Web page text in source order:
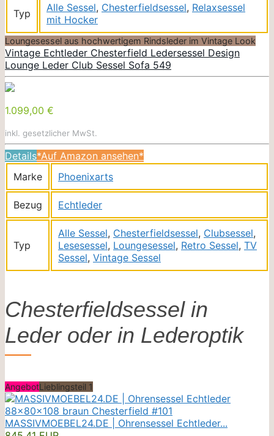
Typ Alle Sessel, Chesterfieldsessel, Relaxsessel
mit Hocker
Loungesessel aus hochwertigem Rindsleder im Vintage Look
Vintage Echtleder Chesterfield Ledersessel Design
Lounge Leder Club Sessel Sofa 549
1.099,00 €
inkl. gesetzlicher MwSt.
Details*Auf Amazon ansehen*
Marke
Phoenixarts
Bezug Echtleder
Typ
Alle Sessel, Chesterfieldsessel, Clubsessel,
Lesesessel, Loungesessel, Retro Sessel, TV
Sessel, Vintage Sessel
Chesterfieldsessel in
Leder oder in Lederoptik
AngebotLieblingsteil 1
MASSIVMOEBEL24.DE | Ohrensessel Echtleder...